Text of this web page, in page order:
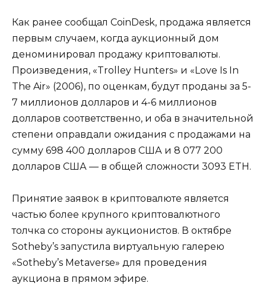
Как ранее сообщал CoinDesk, продажа является
первым случаем, когда аукционный дом
деноминировал продажу криптовалюты.
Произведения, «Trolley Hunters» и «Love Is In
The Air» (2006), по оценкам, будут проданы за 5-
7 миллионов долларов и 4-6 миллионов
долларов соответственно, и оба в значительной
степени оправдали ожидания с продажами на
сумму 698 400 долларов США и 8 077 200
долларов США — в общей сложности 3093 ETH.
Принятие заявок в криптовалюте является
частью более крупного криптовалютного
толчка со стороны аукционистов. В октябре
Sotheby’s запустила виртуальную галерею
«Sotheby’s Metaverse» для проведения
аукциона в прямом эфире.